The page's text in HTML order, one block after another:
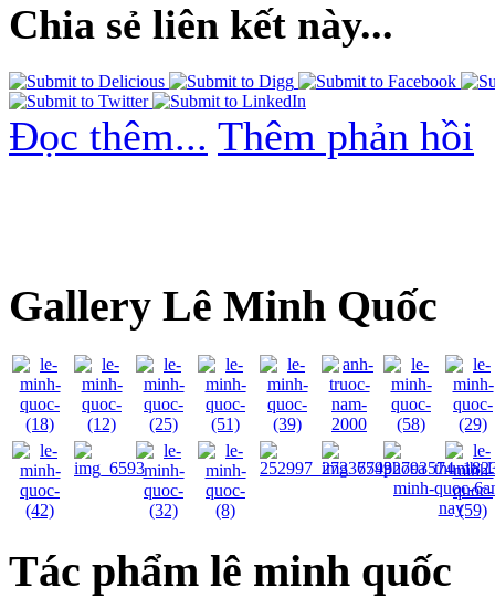
Chia sẻ liên kết này...
Đọc thêm... Thêm phản hồi
Gallery Lê Minh Quốc
Tác phẩm lê minh quốc